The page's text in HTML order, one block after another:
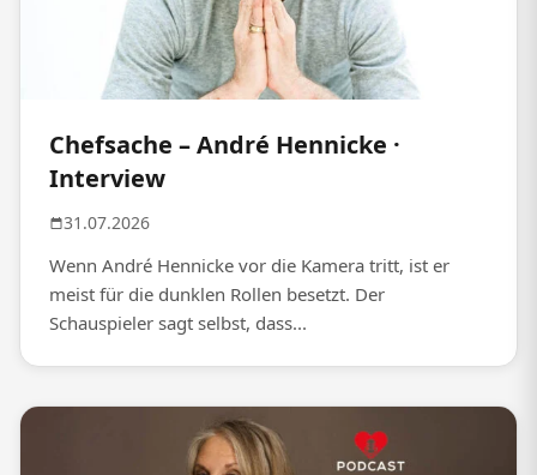
Chefsache – André Hennicke ·
Interview
31.07.2026
Wenn André Hennicke vor die Kamera tritt, ist er
meist für die dunklen Rollen besetzt. Der
Schauspieler sagt selbst, dass...